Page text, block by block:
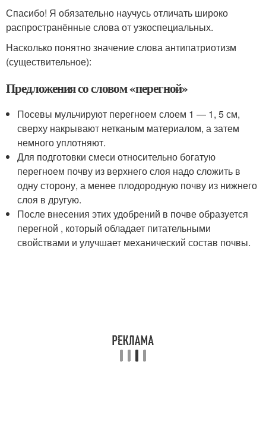
Спасибо! Я обязательно научусь отличать широко
распространённые слова от узкоспециальных.
Насколько понятно значение слова антипатриотизм
(существительное):
Предложения со словом «перегной»
Посевы мульчируют перегноем слоем 1 — 1, 5 см,
сверху накрывают нетканым материалом, а затем
немного уплотняют.
Для подготовки смеси относительно богатую
перегноем почву из верхнего слоя надо сложить в
одну сторону, а менее плодородную почву из нижнего
слоя в другую.
После внесения этих удобрений в почве образуется
перегной , который обладает питательными
свойствами и улучшает механический состав почвы.